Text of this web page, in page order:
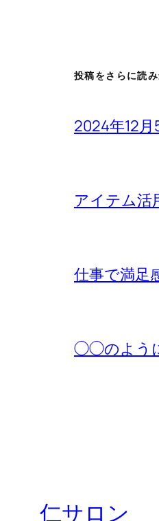
投稿をさらに読
2024年12
アイテム活
仕事で満足
◯◯のように
仁サロン